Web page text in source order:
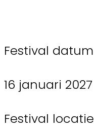
Festival datum
16 januari 2027
Festival locatie